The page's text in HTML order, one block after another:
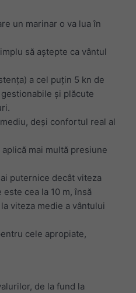
un marinar o va lua în
să aștepte ca vântul
a cel puțin 5 kn de
și plăcute
deși confortul real al
mai multă presiune
puternice decât viteza
cea la 10 m, însă
viteza medie a vântului
cele apropiate,
de la fund la